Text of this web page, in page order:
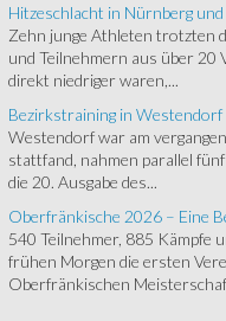
Hitzeschlacht in Nürnberg
Zehn junge Athleten trotzten
und Teilnehmern aus über 20
direkt niedriger waren,...
Bezirkstraining in Westendorf
Westendorf war am
stattfand, nahmen parallel
die 20. Ausgabe des...
Oberfränkische 2026 – Eine
540 Teilnehmer, 885 Kämpfe
frühen Morgen die ersten
Oberfränkischen